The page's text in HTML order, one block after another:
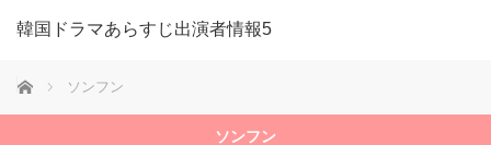
韓国ドラマあらすじ出演者情報5
ホーム ソンフン
ソンフン